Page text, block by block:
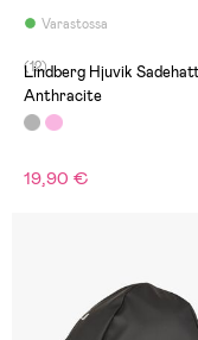
Varastossa
(12)
Lindberg Hjuvik
Anthracite
19,90 €